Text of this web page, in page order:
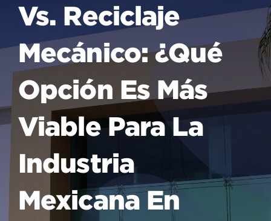
Vs. Reciclaje
Mecánico: ¿qué
Opción Es Más
Viable Para La
Industria
Mexicana En